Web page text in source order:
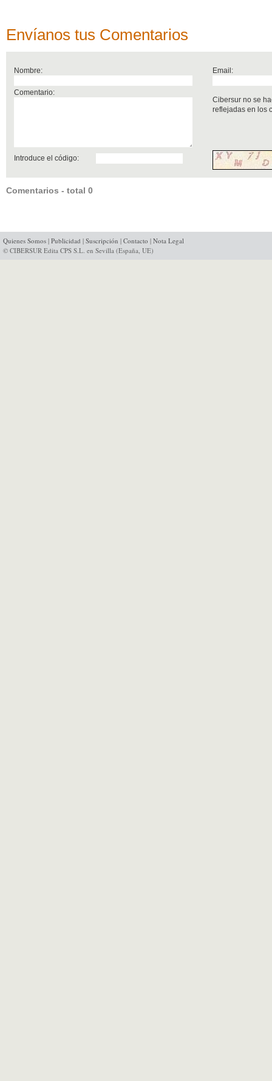
Envíanos tus Comentarios
Nombre: Email:
Comentario:
Cibersur no se
reflejadas en los
Introduce el código:
Comentarios - total 0
Quienes Somos | Publicidad | Suscripción | Contacto | Nota Legal
© CIBERSUR Edita CPS S.L. en Sevilla (España, UE)